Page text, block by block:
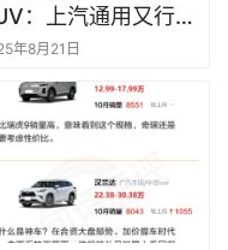
：上汽通用又行
年8月21日